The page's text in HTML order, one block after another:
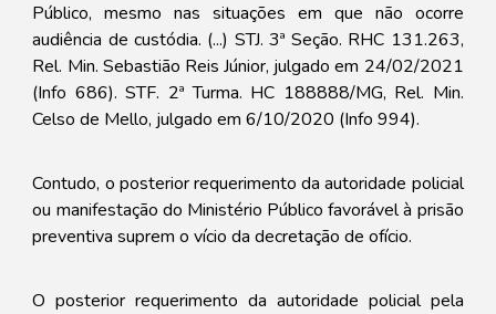
Público, mesmo nas situações em que não ocorre
audiência de custódia. (...) STJ. 3ª Seção. RHC 131.263,
Rel. Min. Sebastião Reis Júnior, julgado em 24/02/2021
(Info 686). STF. 2ª Turma. HC 188888/MG, Rel. Min.
Celso de Mello, julgado em 6/10/2020 (Info 994).
Contudo, o posterior requerimento da autoridade policial
ou manifestação do Ministério Público favorável à prisão
preventiva suprem o vício da decretação de ofício.
O posterior requerimento da autoridade policial pela